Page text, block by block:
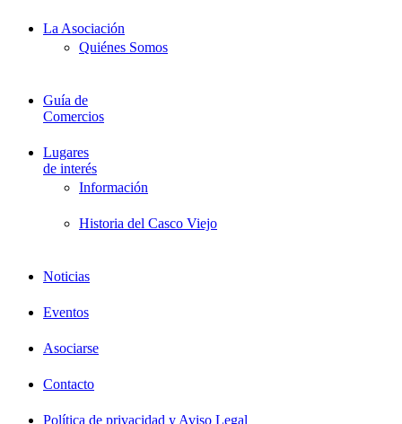
La Asociación
Quiénes Somos
Guía de
Comercios
Lugares
de interés
Información
Historia del Casco Viejo
Noticias
Eventos
Asociarse
Contacto
Política de privacidad y Aviso Legal